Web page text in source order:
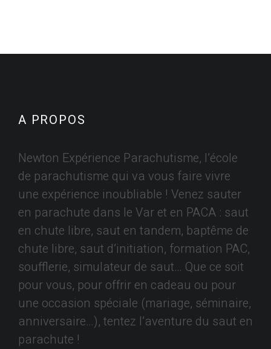
A PROPOS
Newton Expérience Parachutisme, l’école
de parachutisme qui va vous faire vivre
une expérience inoubliable ! Venez sauter
en parachute dans le Var et en PACA : saut
en chute libre, saut en tandem, baptême de
chute libre, saut d’initiation, formation PAC,
soufflerie, simulateur de saut… Que ce soit
pour vous, pour offrir en cadeau ou pour
une occasion spéciale (mariage, séminaire,
anniversaire…), tentez l’aventure du saut en
parachute !